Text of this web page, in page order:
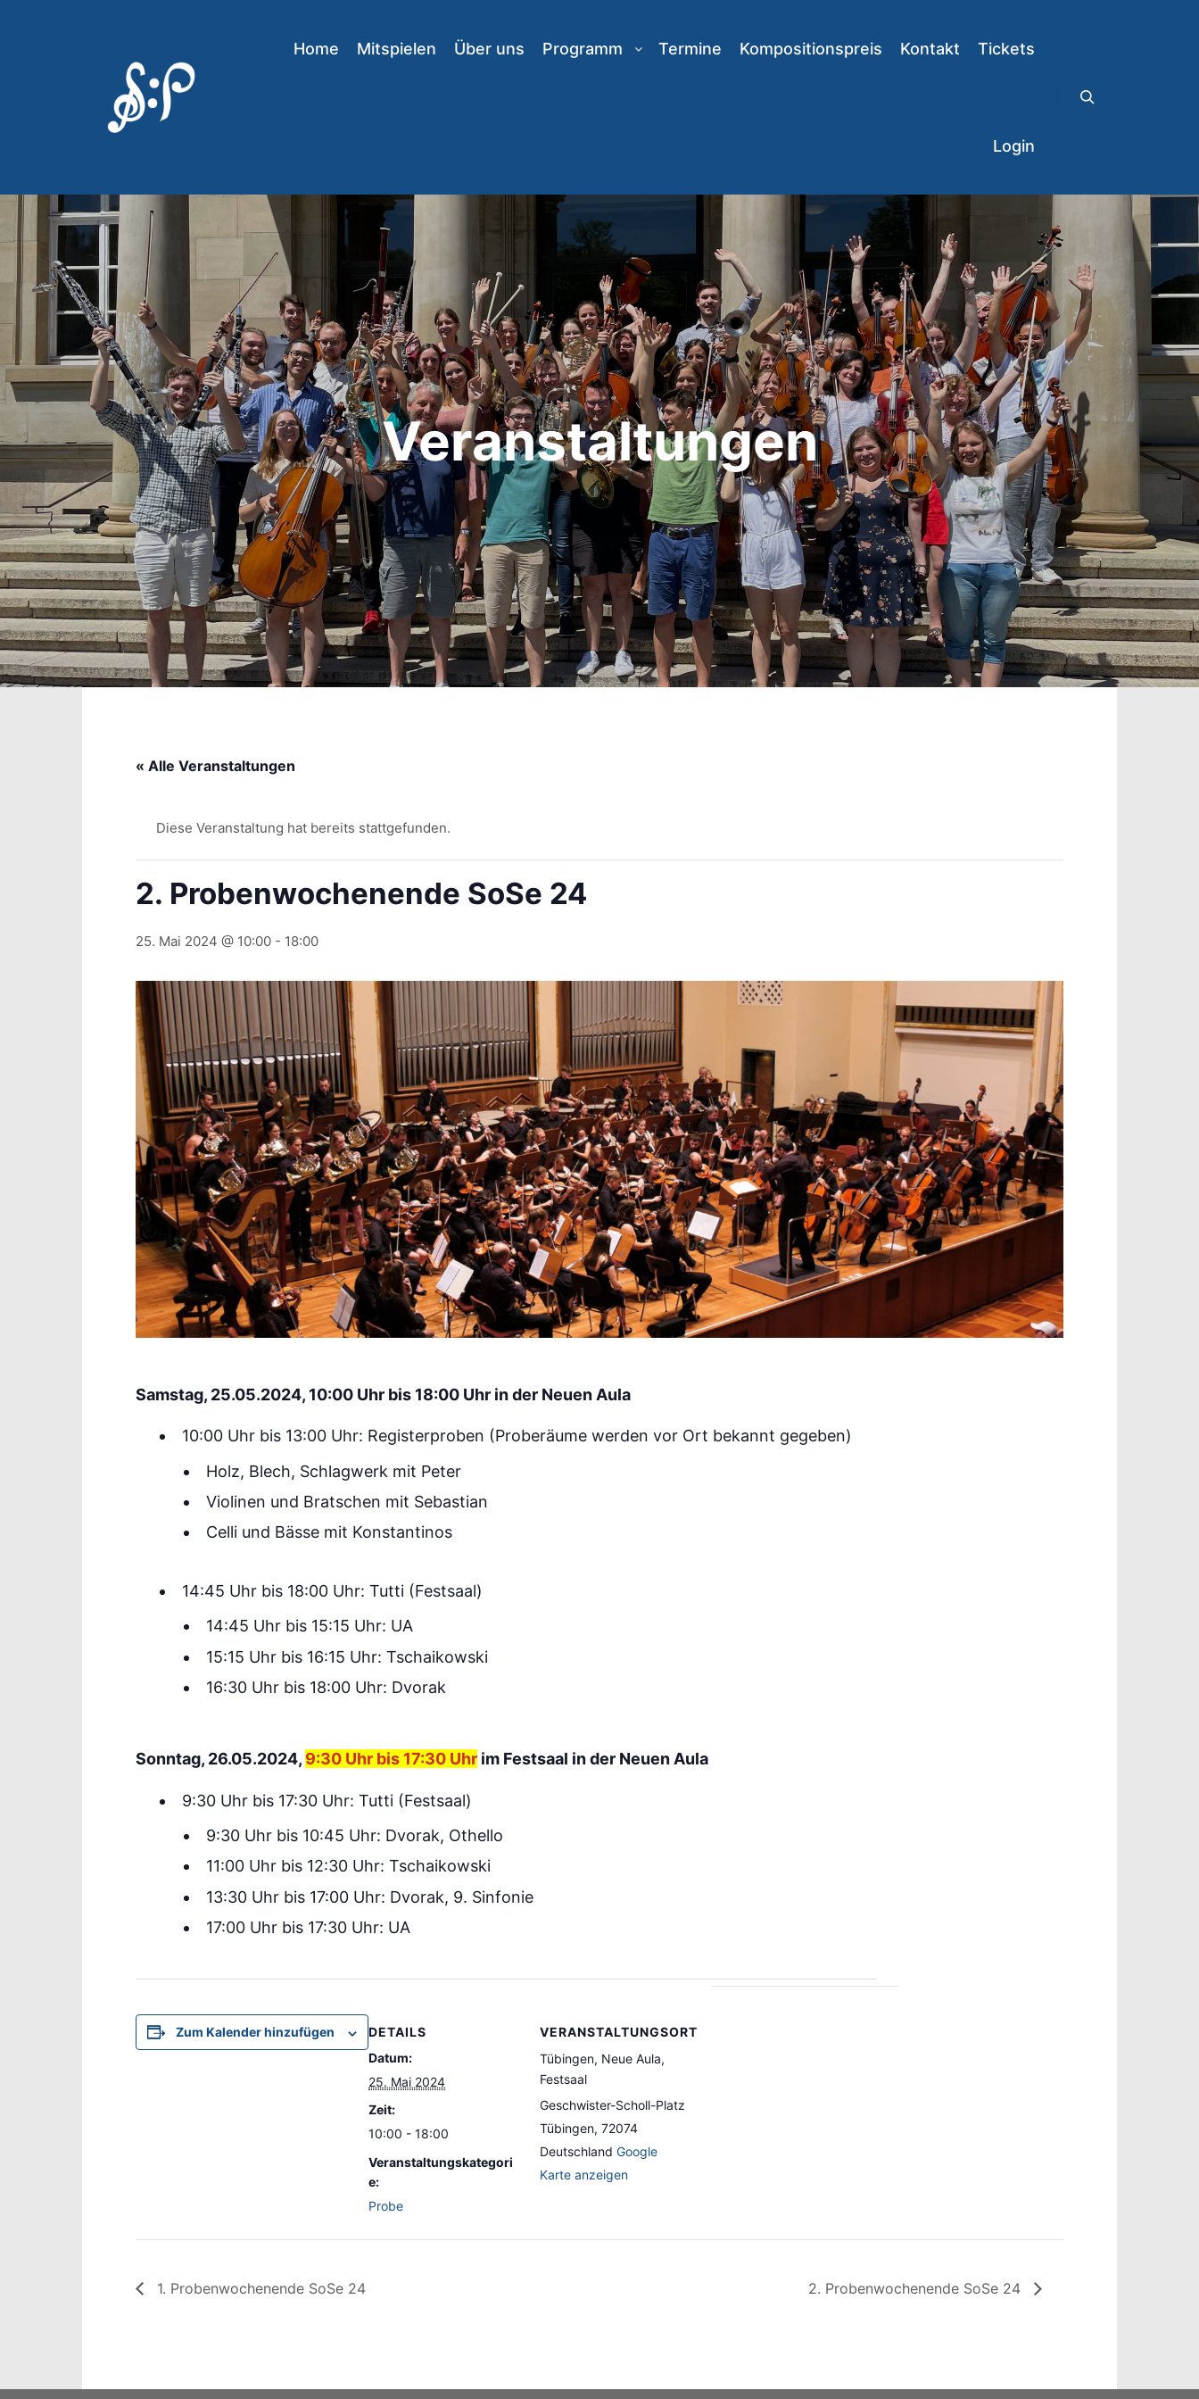
Home Mitspielen Über uns Programm Termine Kompositionspreis Kontakt Tickets
Login
« Alle Veranstaltungen
Diese Veranstaltung hat bereits stattgefunden.
2. Probenwochenende SoSe 24
25. Mai 2024 @ 10:00 - 18:00
Samstag, 25.05.2024, 10:00 Uhr bis 18:00 Uhr in der Neuen Aula
10:00 Uhr bis 13:00 Uhr: Registerproben (Proberäume werden vor Ort bekannt gegeben)
Holz, Blech, Schlagwerk mit Peter
Violinen und Bratschen mit Sebastian
Celli und Bässe mit Konstantinos
14:45 Uhr bis 18:00 Uhr: Tutti (Festsaal)
14:45 Uhr bis 15:15 Uhr: UA
15:15 Uhr bis 16:15 Uhr: Tschaikowski
16:30 Uhr bis 18:00 Uhr: Dvorak
Sonntag, 26.05.2024, 9:30 Uhr bis 17:30 Uhr im Festsaal in der Neuen Aula
9:30 Uhr bis 17:30 Uhr: Tutti (Festsaal)
9:30 Uhr bis 10:45 Uhr: Dvorak, Othello
11:00 Uhr bis 12:30 Uhr: Tschaikowski
13:30 Uhr bis 17:00 Uhr: Dvorak, 9. Sinfonie
17:00 Uhr bis 17:30 Uhr: UA
Zum Kalender hinzufügen
DETAILS
Datum:
25. Mai 2024
Zeit:
10:00 - 18:00
Veranstaltungskategori
e:
Probe
VERANSTALTUNGSORT
Tübingen, Neue Aula,
Festsaal
Geschwister-Scholl-Platz
Tübingen, 72074
Deutschland Google
Karte anzeigen
1. Probenwochenende SoSe 24 2. Probenwochenende SoSe 24